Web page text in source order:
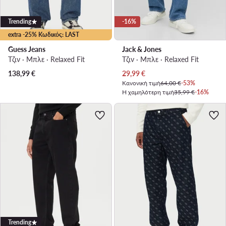
extra -25% Κωδικός: LAST
Trending
Guess Jeans
Τζιν · Μπλε · Relaxed Fit
138,99€
-16%
Jack & Jones
Τζιν · Μπλε · Relaxed Fit
Τρέχουσα τιμή
29,99€
Κανονική τιμή64,00 €-53%
Η χαμηλότερη τιμή35,99 €-16%
Trending